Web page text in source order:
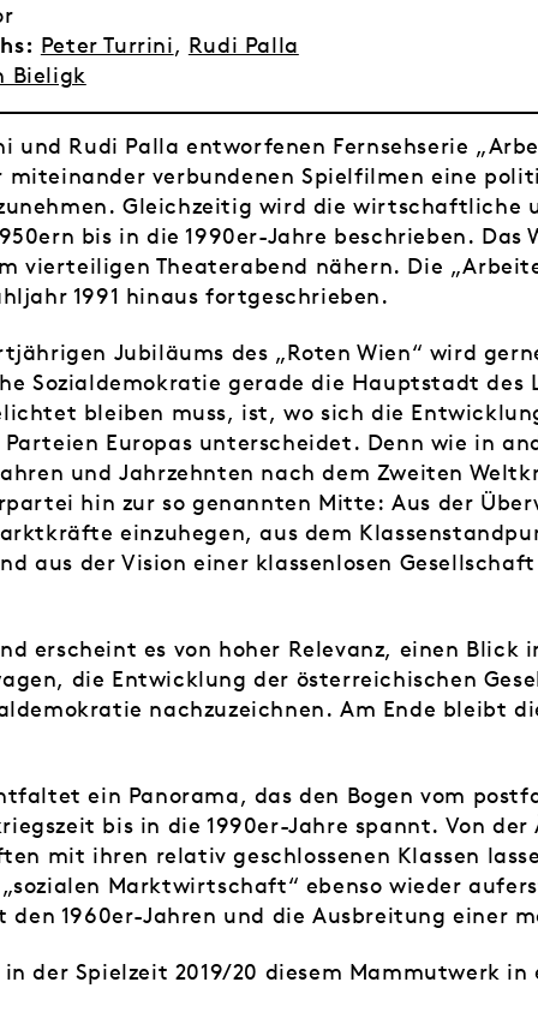
Peter Turrini, Rudi Palla
Bieligk
und Rudi Palla entworfenen Fernsehserie
verbundenen Spielfilmen eine
Gleichzeitig wird die wirtschaftliche
bis in die 1990er-Jahre beschrieben. Das
vierteiligen Theaterabend nähern. Die
1991 hinaus fortgeschrieben.
Jubiläums des „Roten Wien“ wird
Sozialdemokratie gerade die Hauptstadt des
bleiben muss, ist, wo sich die
Europas unterscheidet. Denn wie in
und Jahrzehnten nach dem Zweiten
hin zur so genannten Mitte: Aus der
einzuhegen, aus dem
aus der Vision einer klassenlosen
erscheint es von hoher Relevanz, einen Blick
die Entwicklung der österreichischen
nachzuzeichnen. Am Ende bleibt
ein Panorama, das den Bogen vom
bis in die 1990er-Jahre spannt. Von der
mit ihren relativ geschlossenen Klassen
Marktwirtschaft“ ebenso wieder
den 1960er-Jahren und die Ausbreitung einer
in der Spielzeit 2019/20 diesem Mammutwerk